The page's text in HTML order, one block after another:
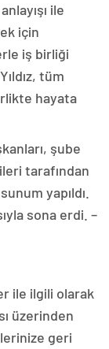
ile
için
iş birliği
tüm
hayata
şube
tarafından
yapıldı.
sona erdi. –
ile ilgili olarak
üzerinden
geri